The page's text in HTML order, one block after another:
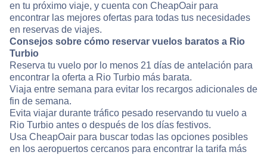
en tu próximo viaje, y cuenta con CheapOair para
encontrar las mejores ofertas para todas tus necesidades
en reservas de viajes.
Consejos sobre cómo reservar vuelos baratos a Rio
Turbio
Reserva tu vuelo por lo menos 21 días de antelación para
encontrar la oferta a Rio Turbio más barata.
Viaja entre semana para evitar los recargos adicionales de
fin de semana.
Evita viajar durante tráfico pesado reservando tu vuelo a
Rio Turbio antes o después de los días festivos.
Usa CheapOair para buscar todas las opciones posibles
en los aeropuertos cercanos para encontrar la tarifa más